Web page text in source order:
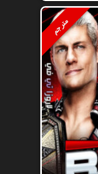
مترجم